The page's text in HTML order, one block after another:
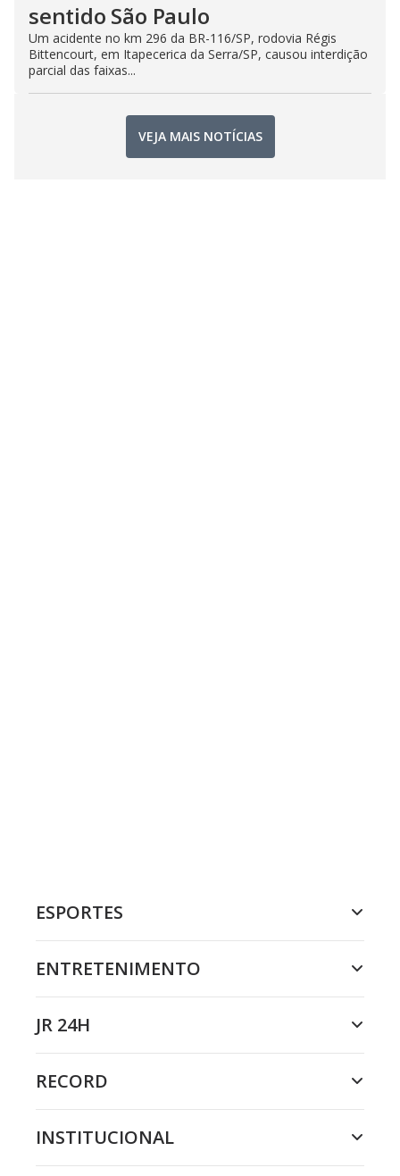
sentido São Paulo
Um acidente no km 296 da BR-116/SP, rodovia Régis
Bittencourt, em Itapecerica da Serra/SP, causou interdição
parcial das faixas...
VEJA MAIS NOTÍCIAS
ESPORTES
ENTRETENIMENTO
JR 24H
RECORD
INSTITUCIONAL